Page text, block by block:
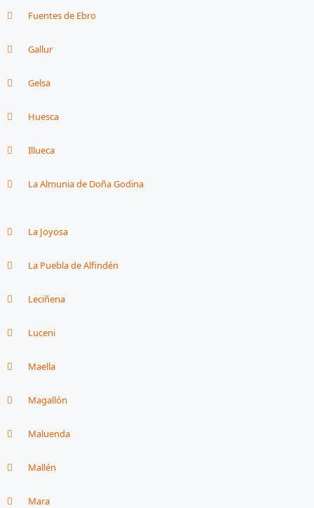
Fuentes de Ebro
Gallur
Gelsa
Huesca
Illueca
La Almunia de Doña Godina
La Joyosa
La Puebla de Alfindén
Leciñena
Luceni
Maella
Magallón
Maluenda
Mallén
Mara